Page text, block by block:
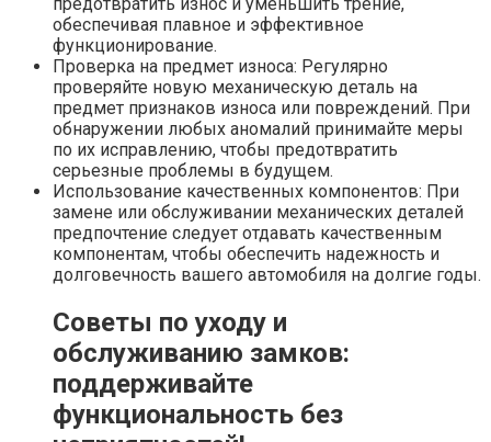
предотвратить износ и уменьшить трение,
обеспечивая плавное и эффективное
функционирование.
Проверка на предмет износа: Регулярно
проверяйте новую механическую деталь на
предмет признаков износа или повреждений. При
обнаружении любых аномалий принимайте меры
по их исправлению, чтобы предотвратить
серьезные проблемы в будущем.
Использование качественных компонентов: При
замене или обслуживании механических деталей
предпочтение следует отдавать качественным
компонентам, чтобы обеспечить надежность и
долговечность вашего автомобиля на долгие годы.
Советы по уходу и
обслуживанию замков:
поддерживайте
функциональность без